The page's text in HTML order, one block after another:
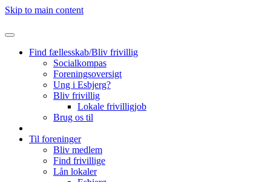
Skip to main content
Find fællesskab/Bliv frivillig
Socialkompas
Foreningsoversigt
Ung i Esbjerg?
Bliv frivillig
Lokale frivilligjob
Brug os til
Til foreninger
Bliv medlem
Find frivillige
Lån lokaler